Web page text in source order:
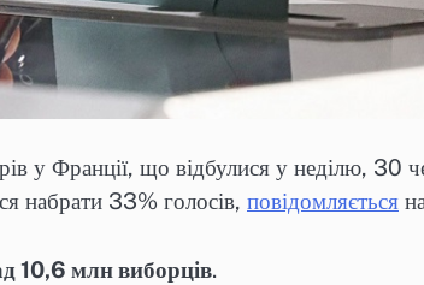
у Франції, що відбулися у неділю, 30
набрати 33% голосів, повідомляється
10,6 млн виборців.